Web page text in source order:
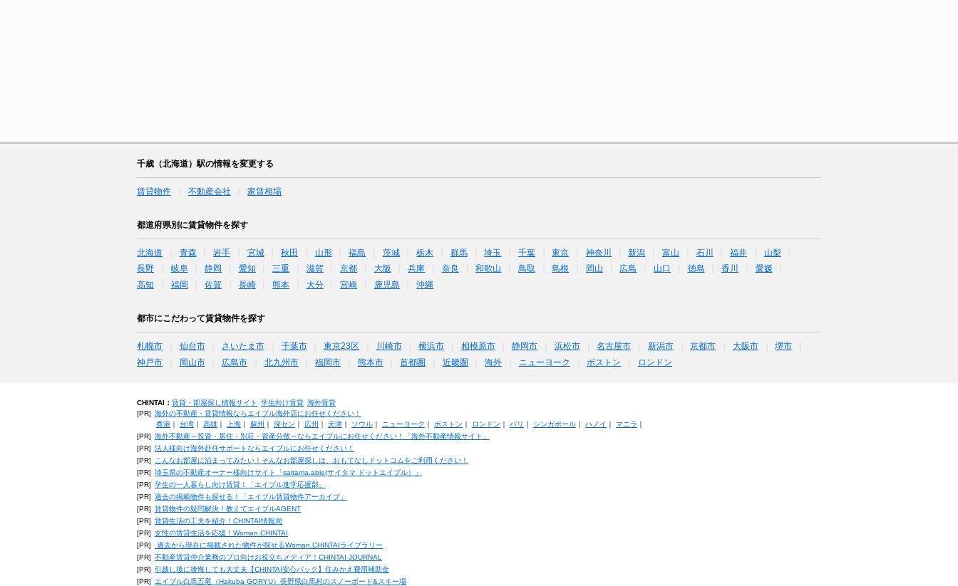
千歳（北海道）駅の情報を変更する
賃貸物件 不動産会社 家賃相場
都道府県別に賃貸物件を探す
北海道 青森 岩手 宮城 秋田 山形 福島 茨城 栃木 群馬 埼玉 千葉 東京 神奈川 新潟 富山 石川 福井
山梨
長野
岐阜 静岡 愛知 三重 滋賀 京都 大阪 兵庫 奈良 和歌山 鳥取 島根 岡山 広島 山口 徳島 香川
愛媛
高知
福岡 佐賀 長崎 熊本 大分 宮崎 鹿児島 沖縄
都市にこだわって賃貸物件を探す
札幌市 仙台市 さいたま市 千葉市 東京23区 川崎市 横浜市 相模原市 静岡市 浜松市 名古屋市 新潟市 京都市 大阪市
堺市
神戸市
岡山市 広島市 北九州市 福岡市 熊本市 首都圏 近畿圏 海外 ニューヨーク ボストン ロンドン
CHINTAI： 賃貸・部屋探し情報サイト 学生向け賃貸 海外賃貸
[PR] 海外の不動産・賃貸情報ならエイブル海外店にお任せください！
香港｜ 台湾｜ 高雄｜ 上海｜ 蘇州 ｜ 深セン ｜ 広州 ｜ 天津｜ ソウル｜ ニューヨーク ｜ ボストン ｜ ロンドン ｜ パリ ｜ シンガポール｜ ハノイ ｜ マニラ ｜
[PR] 海外不動産～投資・居住・別荘・資産分散～ならエイブルにお任せください！「海外不動産情報サイト」
[PR] 法人様向け海外赴任サポートならエイブルにお任せください！
[PR]
こんなお部屋に泊まってみたい！そんなお部屋探しは、おもてなしドットコムをご利用ください！
[PR] 埼玉県の不動産オーナー様向けサイト「saitama.able(サイタマ ドットエイブル）」
[PR] 学生の一人暮らし向け賃貸！「エイブル進学応援部」
[PR] 過去の掲載物件も探せる！「エイブル賃貸物件アーカイブ」
[PR] 賃貸物件の疑問解決！教えてエイブルAGENT
[PR] 賃貸生活の工夫を紹介！CHINTAI情報局
[PR] 女性の賃貸生活を応援！Woman.CHINTAI
[PR]
過去から現在に掲載された物件が探せるWoman.CHINTAIライブラリー
[PR] 不動産賃貸仲介業務のプロ向けお役立ちメディア！CHINTAI JOURNAL
[PR]
引越し後に後悔しても大丈夫【CHINTAI安心パック】住みかえ費用補助金
[PR]
エイブル白馬五竜（Hakuba GORYU）長野県白馬村のスノーボード&スキー場